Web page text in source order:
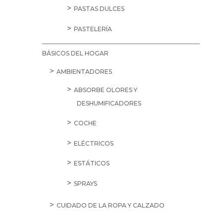
PASTAS DULCES
PASTELERÍA
BÁSICOS DEL HOGAR
AMBIENTADORES
ABSORBE OLORES Y
DESHUMIFICADORES
COCHE
ELÉCTRICOS
ESTÁTICOS
SPRAYS
CUIDADO DE LA ROPA Y CALZADO